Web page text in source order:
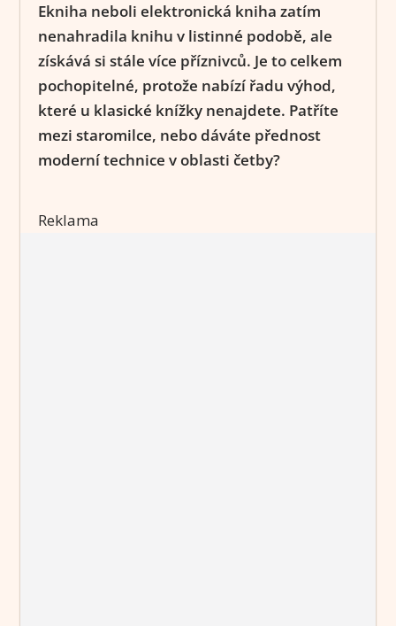
Ekniha neboli elektronická kniha zatím
nenahradila knihu v listinné podobě, ale
získává si stále více příznivců. Je to celkem
pochopitelné, protože nabízí řadu výhod,
které u klasické knížky nenajdete. Patříte
mezi staromilce, nebo dáváte přednost
moderní technice v oblasti četby?
Reklama